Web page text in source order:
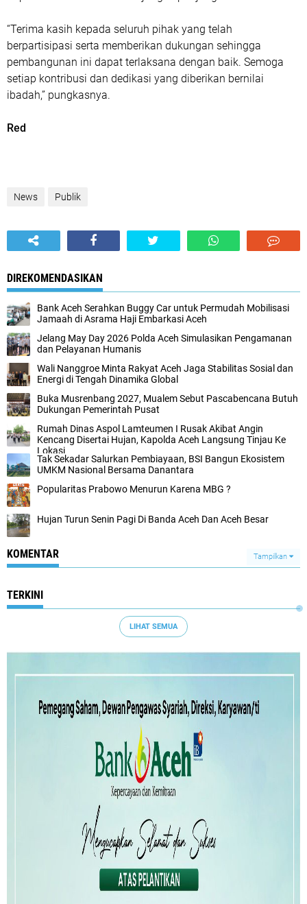
“Terima kasih kepada seluruh pihak yang telah
berpartisipasi serta memberikan dukungan sehingga
pembangunan ini dapat terlaksana dengan baik. Semoga
setiap kontribusi dan dedikasi yang diberikan bernilai
ibadah,” pungkasnya.
Red
News Publik
DIREKOMENDASIKAN
Bank Aceh Serahkan Buggy Car untuk Permudah Mobilisasi
Jamaah di Asrama Haji Embarkasi Aceh
Jelang May Day 2026 Polda Aceh Simulasikan Pengamanan
dan Pelayanan Humanis
Wali Nanggroe Minta Rakyat Aceh Jaga Stabilitas Sosial dan
Energi di Tengah Dinamika Global
Buka Musrenbang 2027, Mualem Sebut Pascabencana Butuh
Dukungan Pemerintah Pusat
Rumah Dinas Aspol Lamteumen I Rusak Akibat Angin
Kencang Disertai Hujan, Kapolda Aceh Langsung Tinjau Ke
Lokasi
Tak Sekadar Salurkan Pembiayaan, BSI Bangun Ekosistem
UMKM Nasional Bersama Danantara
Popularitas Prabowo Menurun Karena MBG ?
Hujan Turun Senin Pagi Di Banda Aceh Dan Aceh Besar
KOMENTAR Tampilkan
TERKINI
LIHAT SEMUA